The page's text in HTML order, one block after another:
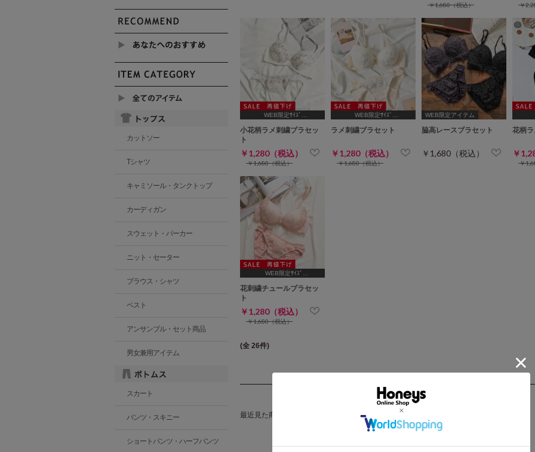
￥1,680（税込） ￥
WEB限定ｻｲｽﾞ
小花柄ラメ刺繍ブラセッ
ト
￥1,280（税込）
￥1,680（税込）
WEB限定ｻｲｽﾞ
ラメ刺繍ブラセット
￥1,280（税込）
￥1,680（税込）
WEB限定アイテム
脇高レースブラセット
￥1,680（税込）
花柄
￥
￥
WEB限定ｻｲｽﾞ
花刺繍チュールブラセッ
ト
￥1,280（税込）
￥1,680（税込）
(全 26件)
最近見た商品がありません。
カットソー
Tシャツ
キャミソール・タンクトップ
カーディガン
スウェット・パーカー
ニット・セーター
ブラウス・シャツ
ベスト
アンサンブル・セット商品
男女兼用アイテム
スカート
パンツ・スキニー
ショートパンツ・ハーフパンツ